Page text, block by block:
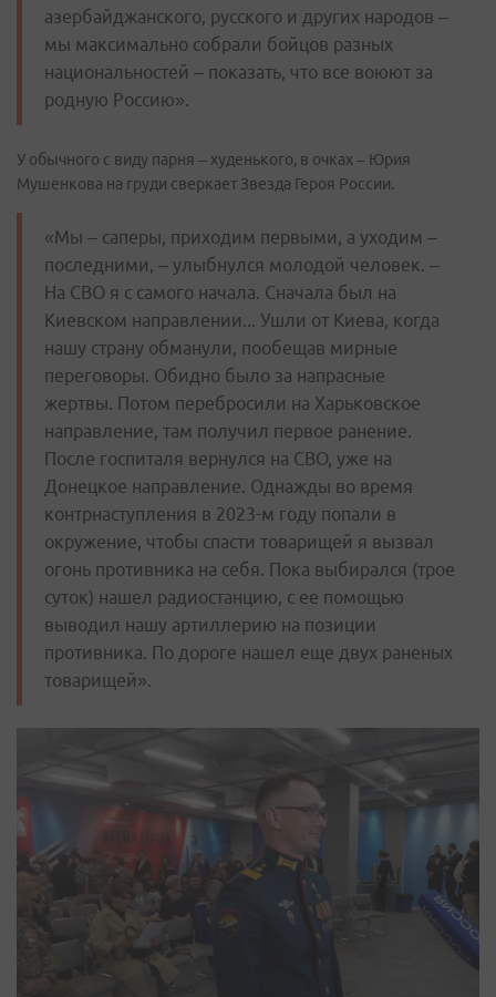
азербайджанского, русского и других народов –
мы максимально собрали бойцов разных
национальностей – показать, что все воюют за
родную Россию».
У обычного с виду парня – худенького, в очках – Юрия
Мушенкова на груди сверкает Звезда Героя России.
«Мы – саперы, приходим первыми, а уходим –
последними, – улыбнулся молодой человек. –
На СВО я с самого начала. Сначала был на
Киевском направлении... Ушли от Киева, когда
нашу страну обманули, пообещав мирные
переговоры. Обидно было за напрасные
жертвы. Потом перебросили на Харьковское
направление, там получил первое ранение.
После госпиталя вернулся на СВО, уже на
Донецкое направление. Однажды во время
контрнаступления в 2023-м году попали в
окружение, чтобы спасти товарищей я вызвал
огонь противника на себя. Пока выбирался (трое
суток) нашел радиостанцию, с ее помощью
выводил нашу артиллерию на позиции
противника. По дороге нашел еще двух раненых
товарищей».